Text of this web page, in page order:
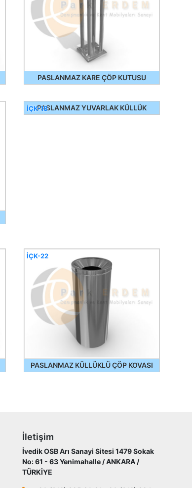
PASLANMAZ KARE ÇÖP KUTUSU
PASLANMAZ YUVARLAK KÜLLÜK
İÇK-18
PASLANMAZ KÜLLÜKLÜ ÇÖP KOVASI
İÇK-22
İletişim
İvedik OSB Arı Sanayi Sitesi 1479 Sokak
No: 61 - 63 Yenimahalle / ANKARA /
TÜRKİYE